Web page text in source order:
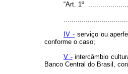
“Art. 1º
IV -serviço ou
conforme o caso;
V -intercâmbio
Banco Central do Brasil,